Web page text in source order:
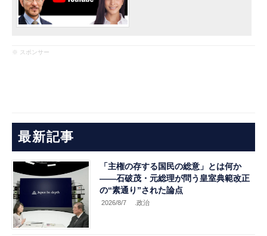
※ スポンサー
最新記事
「主権の存する国民の総意」とは何か
――石破茂・元総理が問う皇室典範改正
の“素通り”された論点
2026/8/7 .政治